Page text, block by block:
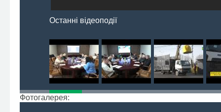
Останні відеоподії
Фотогалерея: